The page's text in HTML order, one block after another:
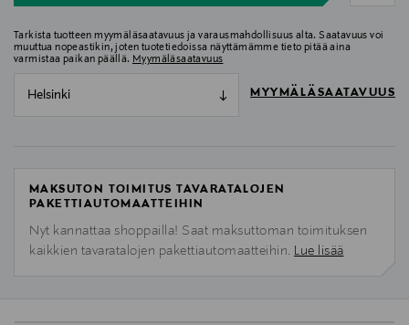
Tarkista tuotteen myymäläsaatavuus ja varausmahdollisuus alta. Saatavuus voi
muuttua nopeastikin, joten tuotetiedoissa näyttämämme tieto pitää aina
varmistaa paikan päällä. Myymäläsaatavuus
Helsinki MYYMÄLÄSAATAVUUS
MAKSUTON TOIMITUS TAVARATALOJEN
PAKETTIAUTOMAATTEIHIN
Nyt kannattaa shoppailla! Saat maksuttoman toimituksen
kaikkien tavaratalojen pakettiautomaatteihin. Lue lisää